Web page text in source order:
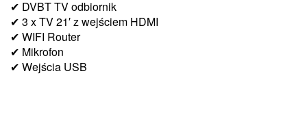
✔ DVBT TV odbiornik
✔ 3 x TV 21′ z wejściem HDMI
✔ WIFI Router
✔ Mikrofon
✔ Wejścia USB